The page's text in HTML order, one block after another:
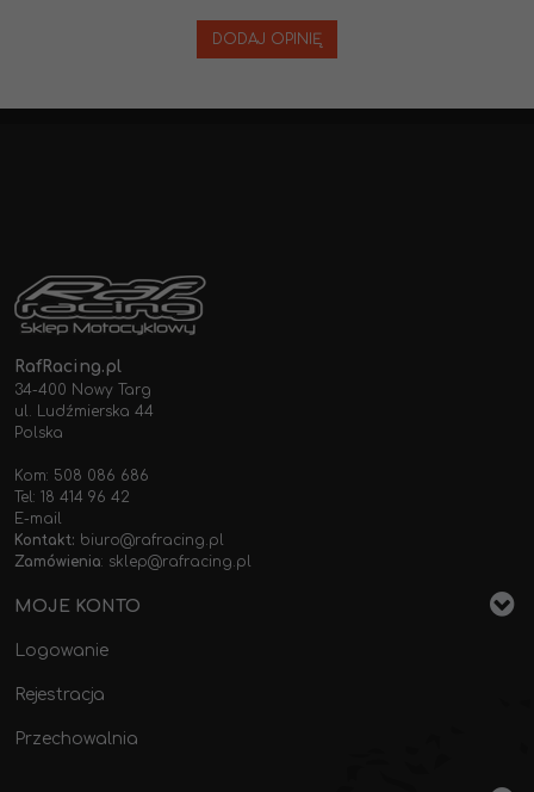
RafRacing.pl
34-400 Nowy Targ
ul. Ludźmierska 44
Polska
Kom: 508 086 686
Tel: 18 414 96 42
E-mail
Kontakt: biuro@rafracing.pl
Zamówienia: sklep@rafracing.pl
MOJE KONTO
Logowanie
Rejestracja
Przechowalnia